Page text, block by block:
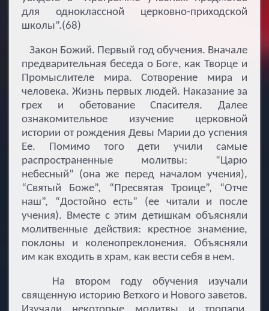
для одноклассной церковно-приходской
школы”.(68)
Закон Божий. Первый год обучения. Вначале
предварительная беседа о Боге, как Творце и
Промыслителе мира. Сотворение мира и
человека. Жизнь первых людей. Наказание за
грех и обетование Спасителя. Далее
ознакомительное изучение церковной
истории от рождения Девы Марии до успения
Ее. Помимо того дети учили самые
распространенные молитвы: “Царю
небесный” (она же перед началом учения),
“Святый Боже”, “Пресвятая Троице”, “Отче
наш”, “Достойно есть” (ее читали и после
учения). Вместе с этим детишкам объясняли
молитвенные действия: крестное знамение,
поклоны и коленопреклонения. Объясняли
им как входить в храм, как вести себя в нем.
На втором году обучения изучали
священную историю Ветхого и Нового заветов.